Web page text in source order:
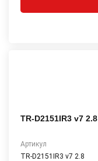
TR-D2151IR3 v7 2.8
Артикул
TR-D2151IR3 v7 2.8